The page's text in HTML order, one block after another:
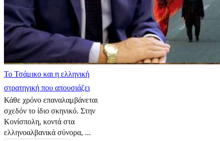
​Το Τσάμικο και η ελληνική
στρατηγική που απουσιάζει
Κάθε χρόνο επαναλαμβάνεται
σχεδόν το ίδιο σκηνικό. Στην
Κονίσπολη, κοντά στα
ελληνοαλβανικά σύνορα, ...